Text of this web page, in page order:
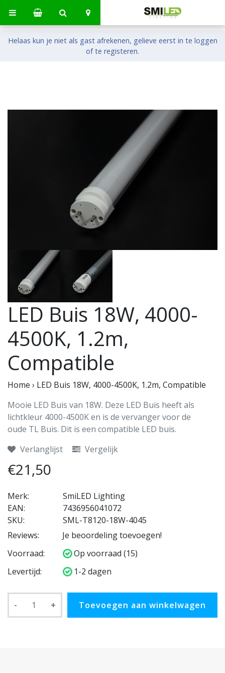
Helaas kun je niet als gast afrekenen, gelieve eerst in te loggen
of te registeren.
LED Buis 18W, 4000-
4500K, 1.2m,
Compatible
Home › LED Buis 18W, 4000-4500K, 1.2m, Compatible
Mooie LED Buis van 18W. Deze LED Buis heeft als
lichtkleur 4000-4500K en is de vervanger voor de
oude TL Buis. Dit is een compatible LED buis.
Verlanglijst
Vergelijk
€21,50
Merk:
SmiLED Lighting
EAN:
7436956041072
SKU:
SML-T8120-18W-4045
Reviews:
Je beoordeling toevoegen!
Voorraad:
Op voorraad (15)
Levertijd:
1-2 dagen
- + Toevoegen aan winkelwagen